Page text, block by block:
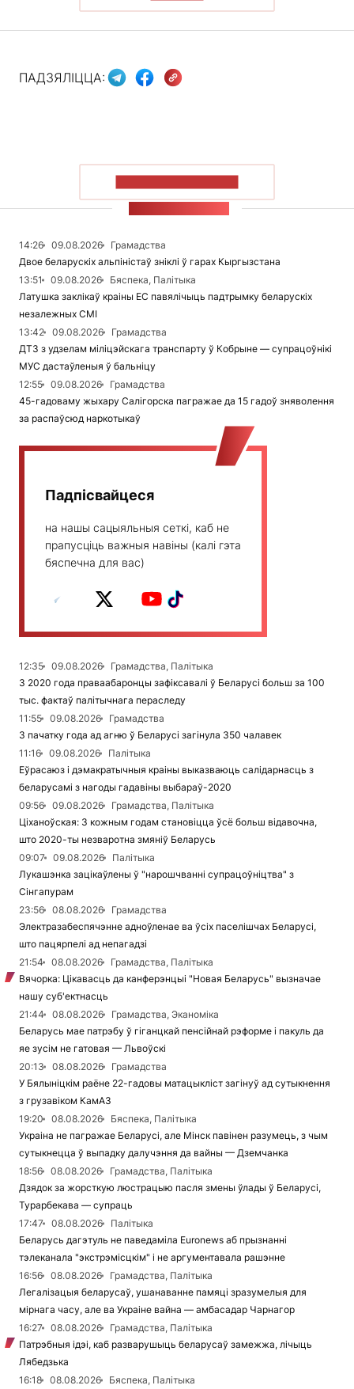
ПАДЗЯЛІЦЦА:
14:26 09.08.2026
Грамадства
Двое беларускіх альпіністаў зніклі ў гарах Кыргызстана
13:51
09.08.2026
Бяспека, Палітыка
Латушка заклікаў краіны ЕС павялічыць падтрымку беларускіх
незалежных СМІ
13:42
09.08.2026
Грамадства
ДТЗ з удзелам міліцэйскага транспарту ў Кобрыне — супрацоўнікі
МУС дастаўленыя ў бальніцу
12:55
09.08.2026
Грамадства
45-гадоваму жыхару Салігорска пагражае да 15 гадоў зняволення
за распаўсюд наркотыкаў
Падпісвайцеся
на нашы сацыяльныя сеткі, каб не
прапусціць важныя навіны (калі гэта
бяспечна для вас)
12:35 09.08.2026
Грамадства, Палітыка
З 2020 года праваабаронцы зафіксавалі ў Беларусі больш за 100
тыс. фактаў палітычнага пераследу
11:55
09.08.2026
Грамадства
З пачатку года ад агню ў Беларусі загінула 350 чалавек
11:16
09.08.2026
Палітыка
Еўрасаюз і дэмакратычныя краіны выказваюць салідарнасць з
беларусамі з нагоды гадавіны выбараў-2020
09:56
09.08.2026
Грамадства, Палітыка
Ціханоўская: З кожным годам становіцца ўсё больш відавочна,
што 2020-ты незваротна змяніў Беларусь
09:07
09.08.2026
Палітыка
Лукашэнка зацікаўлены ў "нарошчванні супрацоўніцтва" з
Сінгапурам
23:56
08.08.2026
Грамадства
Электразабеспячэнне адноўленае ва ўсіх паселішчах Беларусі,
што пацярпелі ад непагадзі
21:54
08.08.2026
Грамадства, Палітыка
Вячорка: Цікавасць да канферэнцыі "Новая Беларусь" вызначае
нашу суб'ектнасць
21:44
08.08.2026
Грамадства, Эканоміка
Беларусь мае патрэбу ў гіганцкай пенсійнай рэформе і пакуль да
яе зусім не гатовая — Львоўскі
20:13
08.08.2026
Грамадства
У Бялыніцкім раёне 22-гадовы матацыкліст загінуў ад сутыкнення
з грузавіком КамАЗ
19:20
08.08.2026
Бяспека, Палітыка
Украіна не пагражае Беларусі, але Мінск павінен разумець, з чым
сутыкнецца ў выпадку далучэння да вайны — Дземчанка
18:56
08.08.2026
Грамадства, Палітыка
Дзядок за жорсткую люстрацыю пасля змены ўлады ў Беларусі,
Турарбекава — супраць
17:47
08.08.2026
Палітыка
Беларусь дагэтуль не паведаміла Euronews аб прызнанні
тэлеканала "экстрэмісцкім" і не аргументавала рашэнне
16:56
08.08.2026
Грамадства, Палітыка
Легалізацыя беларусаў, ушанаванне памяці зразумелыя для
мірнага часу, але ва Украіне вайна — амбасадар Чарнагор
16:27
08.08.2026
Грамадства, Палітыка
Патрэбныя ідэі, каб разварушыць беларусаў замежжа, лічыць
Лябедзька
16:18
08.08.2026
Бяспека, Палітыка